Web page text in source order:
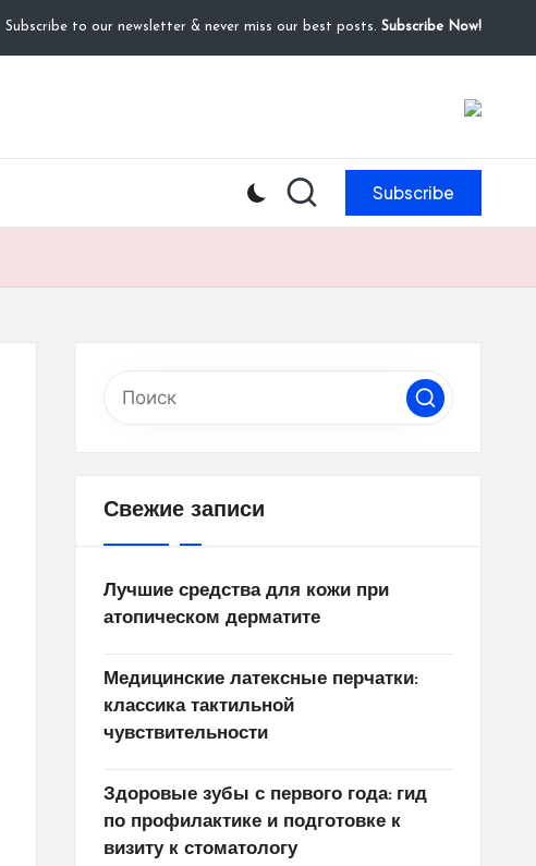
Subscribe to our newsletter & never miss our best posts. Subscribe Now!
Subscribe
Свежие записи
Лучшие средства для кожи при
атопическом дерматите
Медицинские латексные перчатки:
классика тактильной
чувствительности
Здоровые зубы с первого года: гид
по профилактике и подготовке к
визиту к стоматологу